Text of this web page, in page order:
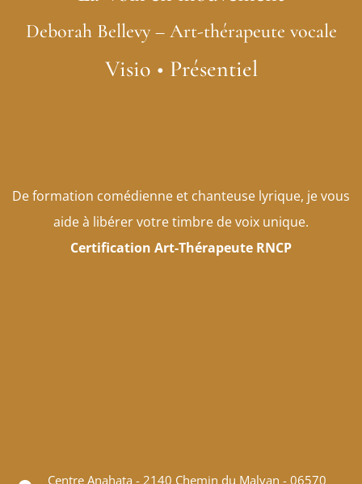
Deborah Bellevy – Art-thérapeute vocale
Visio • Présentiel
De formation comédienne et chanteuse lyrique, je vous
aide à libérer votre timbre de voix unique.
Certification Art-Thérapeute RNCP
Centre Anahata - 2140 Chemin du Malvan - 06570